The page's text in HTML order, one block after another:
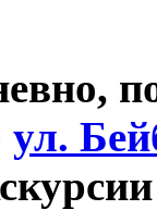
ул.